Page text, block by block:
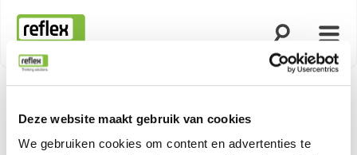
Deze website maakt gebruik van cookies
We gebruiken cookies om content en advertenties te
Homepage
Zoekfunctie